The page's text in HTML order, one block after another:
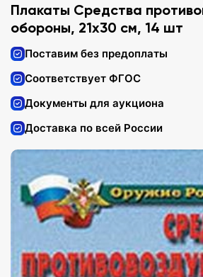
Плакаты Средства
обороны, 21х30 см, 14 шт
Поставим без предоплаты
Соответствует ФГОС
Документы для аукциона
Доставка по всей России